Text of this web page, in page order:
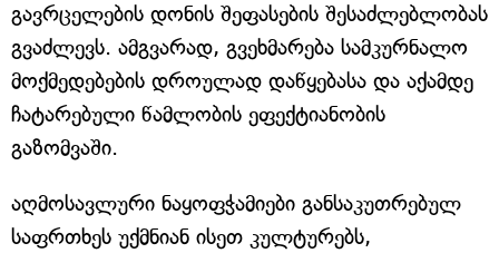
გავრცელების დონის შეფასების შესაძლებლობას
გვაძლევს. ამგვარად, გვეხმარება სამკურნალო
მოქმედებების დროულად დაწყებასა და აქამდე
ჩატარებული წამლობის ეფექტიანობის
გაზომვაში.
აღმოსავლური ნაყოფჭამიები განსაკუთრებულ
საფრთხეს უქმნიან ისეთ კულტურებს,